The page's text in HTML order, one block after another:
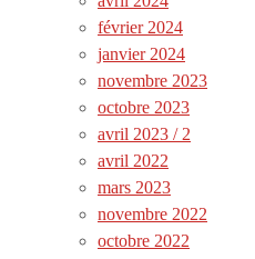
février 2024
janvier 2024
novembre 2023
octobre 2023
avril 2023 / 2
avril 2022
mars 2023
novembre 2022
octobre 2022